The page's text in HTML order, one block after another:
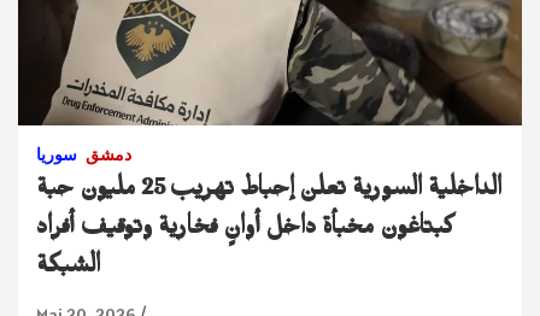
سوريا دمشق
الداخلية السورية تعلن إحباط تهريب 25 مليون حبة
كبتاغون مخبأة داخل أوانٍ فخارية وتوقيف أفراد
الشبكة